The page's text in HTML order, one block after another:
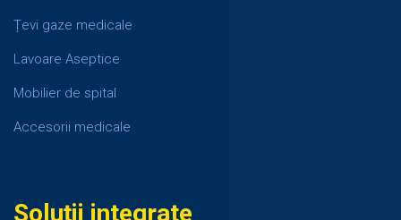
Țevi gaze medicale
Lavoare Aseptice
Mobilier de spital
Accesorii medicale
Soluții integrate